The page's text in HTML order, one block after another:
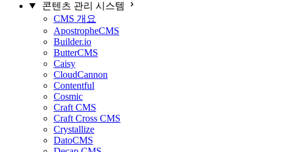
콘텐츠 관리 시스템
CMS 개요
ApostropheCMS
Builder.io
ButterCMS
Caisy
CloudCannon
Contentful
Cosmic
Craft CMS
Craft Cross CMS
Crystallize
DatoCMS